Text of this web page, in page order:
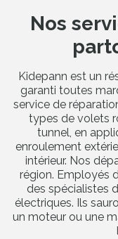
Nos
Kidepann est un
garanti toutes
service de
types de volets
tunnel, en
enroulement
intérieur. Nos
région. Employés
des spécialistes
électriques. Ils
un moteur ou une